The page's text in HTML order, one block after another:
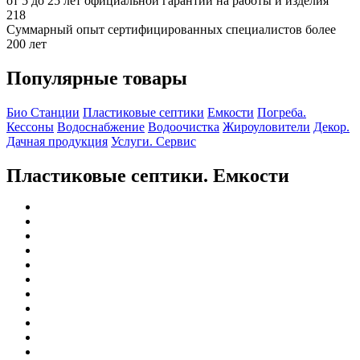
218
Суммарный опыт сертифицированных специалистов более
200 лет
Популярные товары
Био Станции Пластиковые септики Емкости Погреба.
Кессоны Водоснабжение Водоочистка Жироуловители Декор.
Дачная продукция Услуги. Сервис
Пластиковые септики. Емкости